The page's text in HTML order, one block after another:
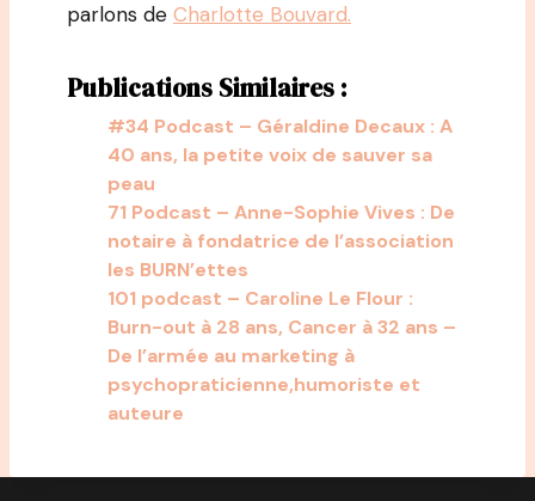
parlons de Charlotte Bouvard.
Publications Similaires :
#34 Podcast – Géraldine Decaux : A
40 ans, la petite voix de sauver sa
peau
71 Podcast – Anne-Sophie Vives : De
notaire à fondatrice de l’association
les BURN’ettes
101 podcast – Caroline Le Flour :
Burn-out à 28 ans, Cancer à 32 ans –
De l’armée au marketing à
psychopraticienne,humoriste et
auteure